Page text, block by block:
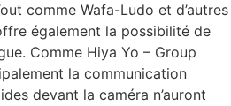
comme Wafa-Ludo et d’autres
également la possibilité de
Comme Hiya Yo – Group
la communication
devant la caméra n’auront